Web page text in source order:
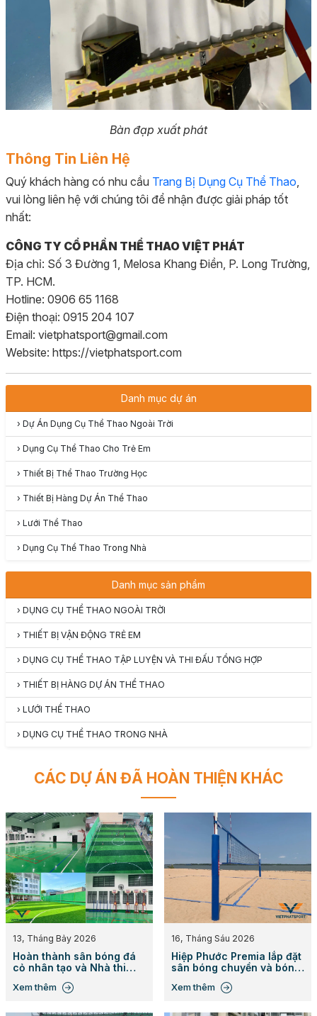
Bàn đạp xuất phát
Thông Tin Liên Hệ
Quý khách hàng có nhu cầu Trang Bị Dụng Cụ Thể Thao,
vui lòng liên hệ với chúng tôi để nhận được giải pháp tốt
nhất:
CÔNG TY CỔ PHẦN THỂ THAO VIỆT PHÁT
Địa chỉ: Số 3 Đường 1, Melosa Khang Điền, P. Long Trường,
TP. HCM.
Hotline: 0906 65 1168
Điện thoại: 0915 204 107
Email: vietphatsport@gmail.com
Website: https://vietphatsport.com
Danh mục dự án
› Dự Án Dụng Cụ Thể Thao Ngoài Trời
› Dụng Cụ Thể Thao Cho Trẻ Em
› Thiết Bị Thể Thao Trường Học
› Thiết Bị Hàng Dự Án Thể Thao
› Lưới Thể Thao
› Dụng Cụ Thể Thao Trong Nhà
Danh mục sản phẩm
› DỤNG CỤ THỂ THAO NGOÀI TRỜI
› THIẾT BỊ VẬN ĐỘNG TRẺ EM
› DỤNG CỤ THỂ THAO TẬP LUYỆN VÀ THI ĐẤU TỔNG HỢP
› THIẾT BỊ HÀNG DỰ ÁN THỂ THAO
› LƯỚI THỂ THAO
› DỤNG CỤ THỂ THAO TRONG NHÀ
CÁC DỰ ÁN ĐÃ HOÀN THIỆN KHÁC
13, Tháng Bảy 2026
Hoàn thành sân bóng đá
cỏ nhân tạo và Nhà thi
Hồng Bàng, Đồng Nai
Xem thêm
16, Tháng Sáu 2026
Hiệp Phước Premia lắp đặt
sân bóng chuyền và bóng
Xem thêm